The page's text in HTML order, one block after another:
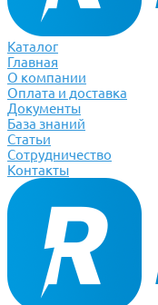
Каталог
Главная
О компании
Оплата и доставка
Документы
База знаний
Статьи
Сотрудничество
Контакты